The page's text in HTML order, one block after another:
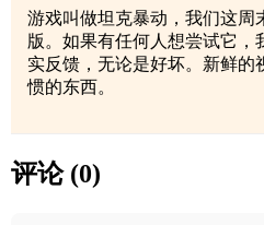
游戏叫做坦克暴动，我们这周
版。如果有任何人想尝试它，
实反馈，无论是好坏。新鲜的
惯的东西。
评论 (0)